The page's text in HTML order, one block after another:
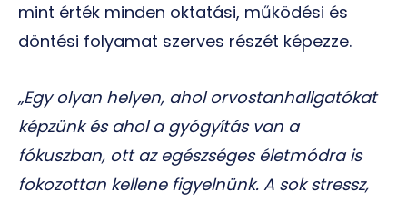
mint érték minden oktatási, működési és
döntési folyamat szerves részét képezze.
„Egy olyan helyen, ahol orvostanhallgatókat
képzünk és ahol a gyógyítás van a
fókuszban, ott az egészséges életmódra is
fokozottan kellene figyelnünk. A sok stressz,